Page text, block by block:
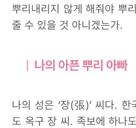
뿌리내리지 않게 해줘야 뿌
줄 수 있을 것 아니겠는가.
나의 성은 ‘장(張)’ 씨다. 한
도 옥구 장 씨. 족보에 하나